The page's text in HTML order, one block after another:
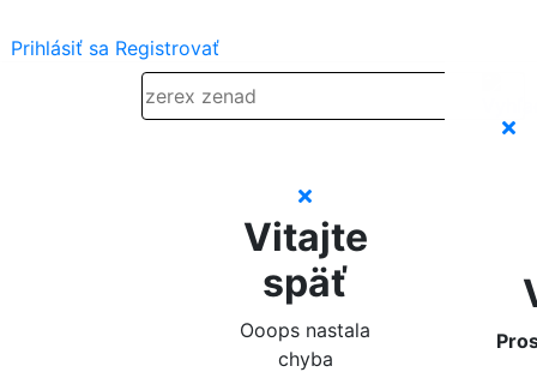
Prihlásiť sa Registrovať
Vitajte
späť
Ooops nastala
chyba